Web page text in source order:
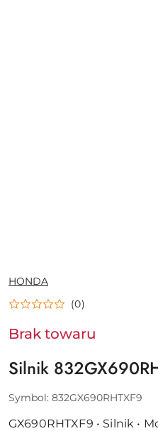
NAZWA
PRODUCENTA:
HONDA
(0)
Brak towaru
Silnik
Symbol: 832GX690RHTXF9
GX690RHTXF9 • Silnik •